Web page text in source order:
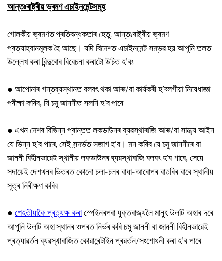
আন্তঃৰাষ্ট্ৰীয় ভ্ৰমণ এচাইনমেন্টসমূহ
গোলকীয় ভ্ৰমণত প্ৰতিবন্ধকতাৰ হেতু, আন্তঃৰাষ্ট্ৰীয় ভ্ৰমণ
প্ৰত্যাহ্বানমূলক হৈ আছে। যদি বিদেশত এচাইনমেন্ট সম্ভৱ হয় আপুনি তলত
উল্লেখ কৰা বিন্দুবোৰ বিবেচনা কৰাটো উচিত হ’বঃ
● আপোনাৰ গন্তব্যস্থানত বলবৎ থকা আৰু/বা কাৰ্যকৰী হ’বলগীয়া নিষেধাজ্ঞা
পৰীক্ষা কৰিব, যি চমু জাননীত সলনি হ’ব পাৰে
● এখন দেশৰ বিভিন্ন প্ৰান্তত লকডাউনৰ ব্যৱস্থাৰাজি আৰু/বা সান্ধ্য আইন
যে ভিন্ন হ’ব পাৰে, সেই সন্দৰ্ভত সজাগ হ’ব। মন কৰিব যে চমু জাননীৰে বা
জাননী বিহীনভাৱেই স্থানীয় লকডাউনৰ ব্যৱস্থাৰাজি বলবৎ হ’ব পাৰে, সেয়ে
সদায়েই দেশখনৰ ভিতৰত কোনো চলা-চলৰ বাধা-আৰোপৰ বাতৰিৰ বাবে স্থানীয়
সূত্ৰ নিৰীক্ষণ কৰিব
●শেহতীয়াকৈ প্ৰত্যক্ষ কৰাস্পেইনৰপৰা যুক্তৰাজ্যলৈ মানুহ উলটি অহাৰ দৰে
আপুনি উলটি অহা স্থানৰ ওপৰত নিৰ্ভৰ কৰি চমু জাননী বা জাননী বিহীনভাৱেই
প্ৰত্যাৱৰ্তন ব্যৱস্থাৰাজিত কোৱাৰেন্টাইন প্ৰৱৰ্তন/সংশোধনী কৰা হ’ব পাৰে